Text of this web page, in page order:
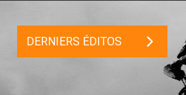
DERNIERS ÉDITOS